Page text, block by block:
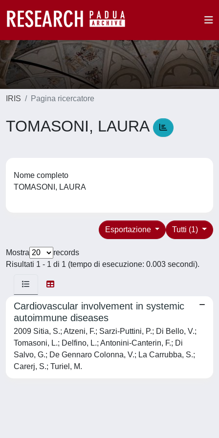
IRIS Pagina ricercatore
TOMASONI, LAURA
Nome completo
TOMASONI, LAURA
Tutti (1)
Esportazione
Mostra
records
Risultati 1 - 1 di 1 (tempo di esecuzione: 0.003 secondi).
Cardiovascular involvement in systemic
autoimmune diseases
2009 Sitia, S.; Atzeni, F.; Sarzi-Puttini, P.; Di Bello, V.;
Tomasoni, L.; Delfino, L.; Antonini-Canterin, F.; Di
Salvo, G.; De Gennaro Colonna, V.; La Carrubba, S.;
Carerj, S.; Turiel, M.